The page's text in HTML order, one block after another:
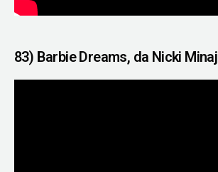
83) Barbie Dreams, da Nicki Minaj